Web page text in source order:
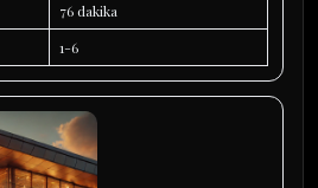
76 dakika
1-6